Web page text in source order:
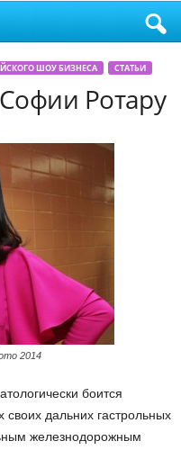
ШОУ БИЗНЕСА СТАТЬИ
Ротару
2014
боится
своих дальних гастрольных
железнодорожным